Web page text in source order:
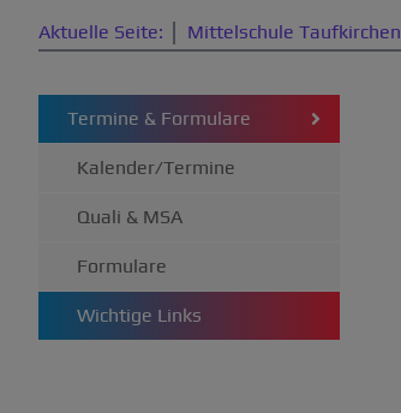
Termine & Formulare
Kalender/Termine
Quali & MSA
Formulare
Wichtige Links
Aktuelle Seite: Mittelschule Taufkirchen